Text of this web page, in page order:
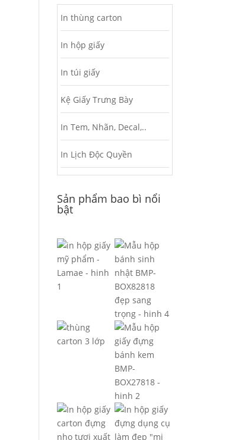
In thùng carton
In hộp giấy
In túi giấy
Kệ Giấy Trưng Bày
In Tem, Nhãn, Decal,..
In Lịch Độc Quyền
Sản phẩm bao bì nổi
bật